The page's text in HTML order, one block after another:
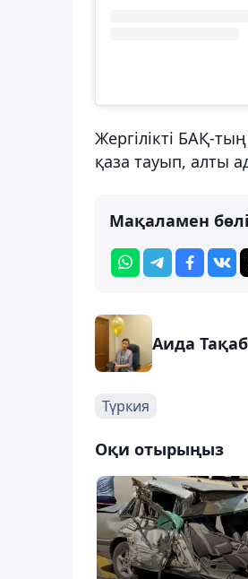
Жергілікті БАҚ-
қаза тауып, алты
Мақаламен
Аида
Түркия
Оқи отырыңыз